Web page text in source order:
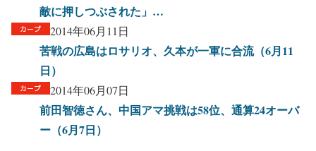
敵に押しつぶされた」…
2014年06月11日
苦戦の広島はロサリオ、久本が一軍に合流（6月11
日）
2014年06月07日
前田智徳さん、中国アマ挑戦は58位、通算24オーバ
ー（6月7日）